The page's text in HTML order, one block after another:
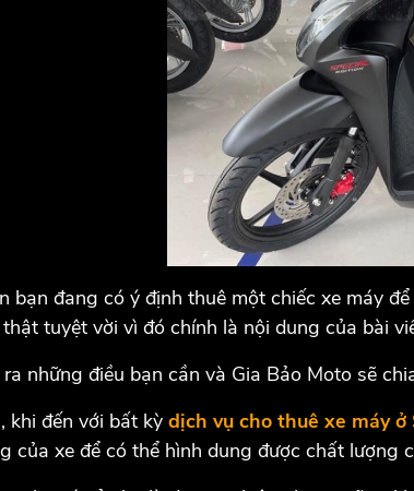
bạn đang có ý định thuê một chiếc xe máy
tuyệt vời vì đó chính là nội dung của bài
những điều bạn cần và Gia Bảo Moto sẽ
khi đến với bất kỳ dịch vụ cho thuê xe máy ở
của xe để có thể hình dung được chất lượng